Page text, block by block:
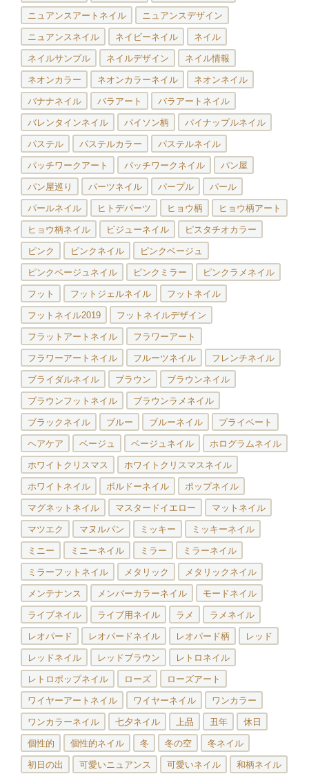
ニュアンスアートネイル ニュアンスデザイン
ニュアンスネイル ネイビーネイル ネイル
ネイルサンプル ネイルデザイン ネイル情報
ネオンカラー ネオンカラーネイル ネオンネイル
バナナネイル バラアート バラアートネイル
バレンタインネイル パイソン柄 パイナップルネイル
パステル パステルカラー パステルネイル
パッチワークアート パッチワークネイル パン屋
パン屋巡り パーツネイル パープル パール
パールネイル ヒトデパーツ ヒョウ柄 ヒョウ柄アート
ヒョウ柄ネイル ビジューネイル ピスタチオカラー
ピンク ピンクネイル ピンクベージュ
ピンクベージュネイル ピンクミラー ピンクラメネイル
フット フットジェルネイル フットネイル
フットネイル2019 フットネイルデザイン
フラットアートネイル フラワーアート
フラワーアートネイル フルーツネイル フレンチネイル
ブライダルネイル ブラウン ブラウンネイル
ブラウンフットネイル ブラウンラメネイル
ブラックネイル ブルー ブルーネイル プライベート
ヘアケア ベージュ ベージュネイル ホログラムネイル
ホワイトクリスマス ホワイトクリスマスネイル
ホワイトネイル ボルドーネイル ポップネイル
マグネットネイル マスタードイエロー マットネイル
マツエク マヌルパン ミッキー ミッキーネイル
ミニー ミニーネイル ミラー ミラーネイル
ミラーフットネイル メタリック メタリックネイル
メンテナンス メンバーカラーネイル モードネイル
ライブネイル ライブ用ネイル ラメ ラメネイル
レオパード レオパードネイル レオパード柄 レッド
レッドネイル レッドブラウン レトロネイル
レトロポップネイル ローズ ローズアート
ワイヤーアートネイル ワイヤーネイル ワンカラー
ワンカラーネイル 七夕ネイル 上品 丑年 休日
個性的 個性的ネイル 冬 冬の空 冬ネイル
初日の出 可愛いニュアンス 可愛いネイル 和柄ネイル